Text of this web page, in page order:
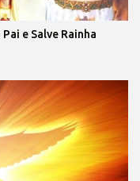
e Salve Rainha